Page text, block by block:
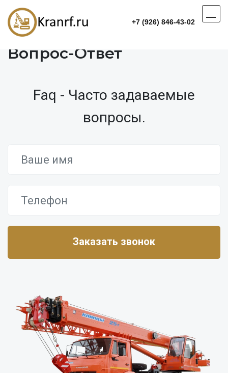
+7 (926) 846-43-02
Вопрос-Ответ
Faq - Часто задаваемые
вопросы.